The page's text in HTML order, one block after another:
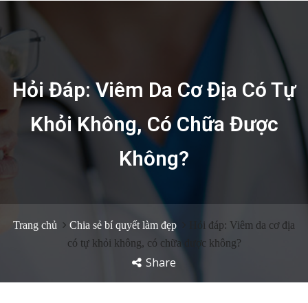
Hỏi Đáp: Viêm Da Cơ Địa Có Tự
Khỏi Không, Có Chữa Được
Không?
Trang chủ Chia sẻ bí quyết làm đẹp
Hỏi đáp: Viêm da cơ địa
có tự khỏi không, có chữa được không?
Share